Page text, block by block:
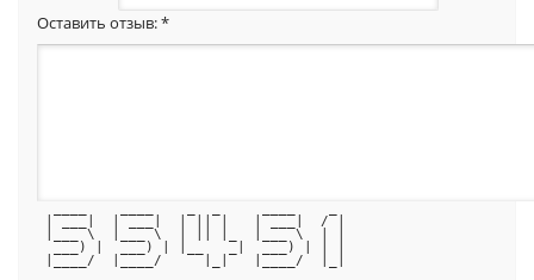
Оставить отзыв:*
| ___|  | ___|  | || |   | ___|  / |
|___ \  |___ \  | || |_  |___ \  | |
  ___) |  ___) | |__   _|  ___) | | |
|____/  |____/     |_|   |____/  |_|